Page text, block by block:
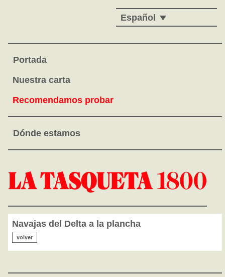
Español
Portada
Nuestra carta
Recomendamos probar
Dónde estamos
Navajas del Delta a la plancha
volver